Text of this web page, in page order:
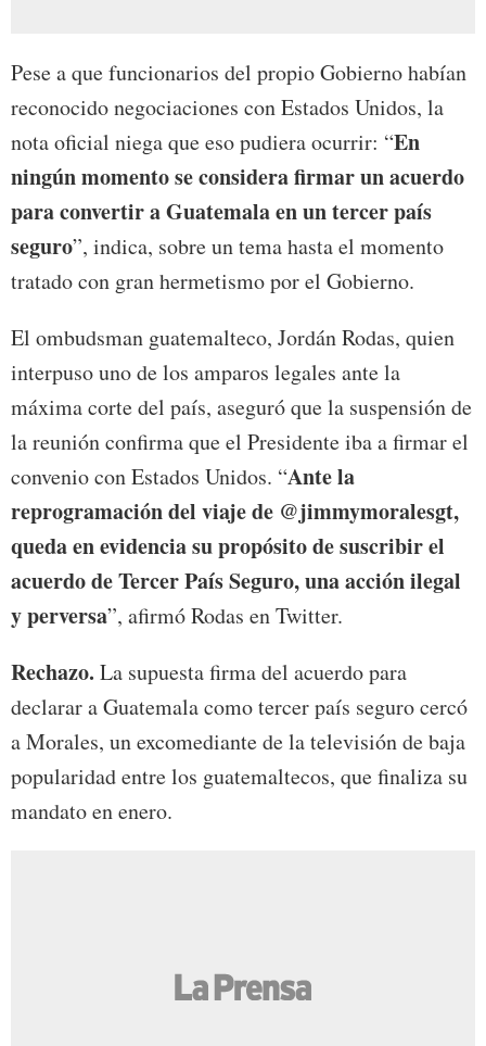
Pese a que funcionarios del propio Gobierno habían
reconocido negociaciones con Estados Unidos, la
nota oficial niega que eso pudiera ocurrir: “En
ningún momento se considera firmar un acuerdo
para convertir a Guatemala en un tercer país
seguro”, indica, sobre un tema hasta el momento
tratado con gran hermetismo por el Gobierno.
El ombudsman guatemalteco, Jordán Rodas, quien
interpuso uno de los amparos legales ante la
máxima corte del país, aseguró que la suspensión de
la reunión confirma que el Presidente iba a firmar el
convenio con Estados Unidos. “Ante la
reprogramación del viaje de @jimmymoralesgt,
queda en evidencia su propósito de suscribir el
acuerdo de Tercer País Seguro, una acción ilegal
y perversa”, afirmó Rodas en Twitter.
Rechazo. La supuesta firma del acuerdo para
declarar a Guatemala como tercer país seguro cercó
a Morales, un excomediante de la televisión de baja
popularidad entre los guatemaltecos, que finaliza su
mandato en enero.